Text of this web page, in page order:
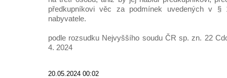
předkupníkovi věc za podmínek uvedených v
nabyvatele.
podle rozsudku Nejvyššího soudu ČR sp. zn. 22
4. 2024
20.05.2024 00:02